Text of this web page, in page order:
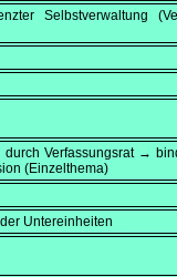
Selbstverwaltung
durch Verfassungsrat →
(Einzelthema)
Untereinheiten